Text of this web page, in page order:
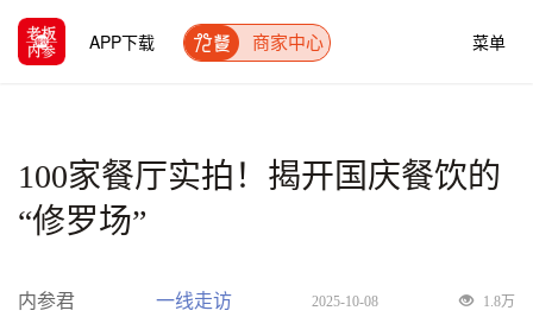
菜单
APP下载 商家中心
100家餐厅实拍！揭开国庆餐饮的
“修罗场”
内参君 一线走访 2025-10-08 1.8万